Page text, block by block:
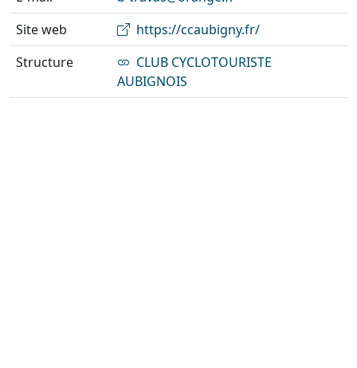
Site web
https://ccaubigny.fr/
Structure
CLUB CYCLOTOURISTE
AUBIGNOIS